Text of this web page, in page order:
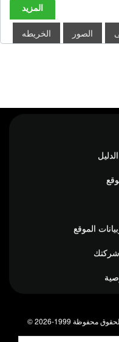
المزيد
الصور الخريطه
الموقع
محفوظة 1999-2026